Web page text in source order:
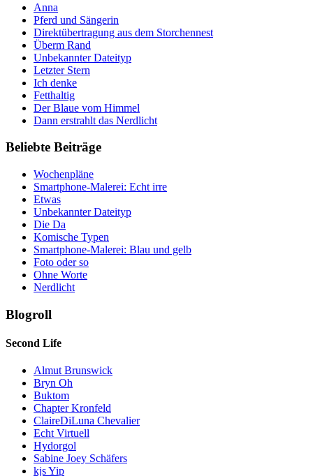
Anna
Pferd und Sängerin
Direktübertragung aus dem Storchennest
Überm Rand
Unbekannter Dateityp
Letzter Stern
Ich denke
Fetthaltig
Der Blaue vom Himmel
Dann erstrahlt das Nerdlicht
Beliebte Beiträge
Wochenpläne
Smartphone-Malerei: Echt irre
Etwas
Unbekannter Dateityp
Die Da
Komische Typen
Smartphone-Malerei: Blau und gelb
Foto oder so
Ohne Worte
Nerdlicht
Blogroll
Second Life
Almut Brunswick
Bryn Oh
Buktom
Chapter Kronfeld
ClaireDiLuna Chevalier
Echt Virtuell
Hydorgol
Sabine Joey Schäfers
kjs Yip